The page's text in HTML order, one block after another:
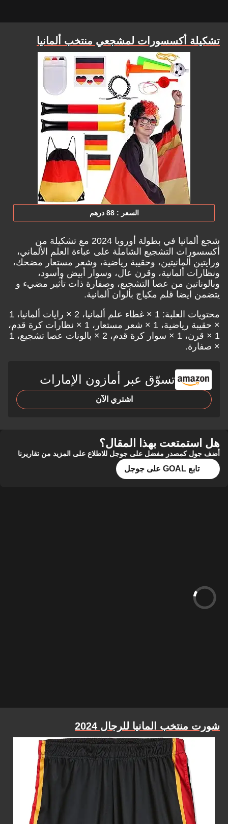
تشكيلة أكسسورات لمشجعي منتخب ألمانيا
السعر : 88 درهم
شجع ألمانيا في بطولة أوروبا 2024 مع تشكيلة من
أكسسورات التشجيع الشاملة على عباءة العلم الألماني،
ورايتين ألمانيتين، وحقيبة رياضية، وشعر مستعار مضحك،
ونظارات ألمانية، وقرن عال، وسوار أبيض وأسود،
وبالوناتين من عصا التشجيع، وصفارة ذات تأثير مضيء و
يتضمن ايضا قلم مكياج بألوان ألمانية.
محتويات العلبة: 1 × غطاء علم ألمانيا، 2 × رايات ألمانيا، 1
× حقيبة رياضية، 1 × شعر مستعار، 1 × نظارات كرة قدم،
1 × قرن، 1 × سوار كرة قدم، 2 × بالونات عصا تشجيع، 1
× صفارة.
تسوّق عبر أمازون الإمارات
اشتري الآن
هل استمتعت بهذا المقال؟
أضف جول كمصدر مفضل على جوجل للاطلاع على المزيد من تقاريرنا
تابع GOAL على جوجل
شورت منتخب المانيا للرجال 2024